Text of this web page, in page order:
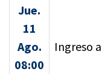
Jue.
11
Ago.
08:00
Ingreso